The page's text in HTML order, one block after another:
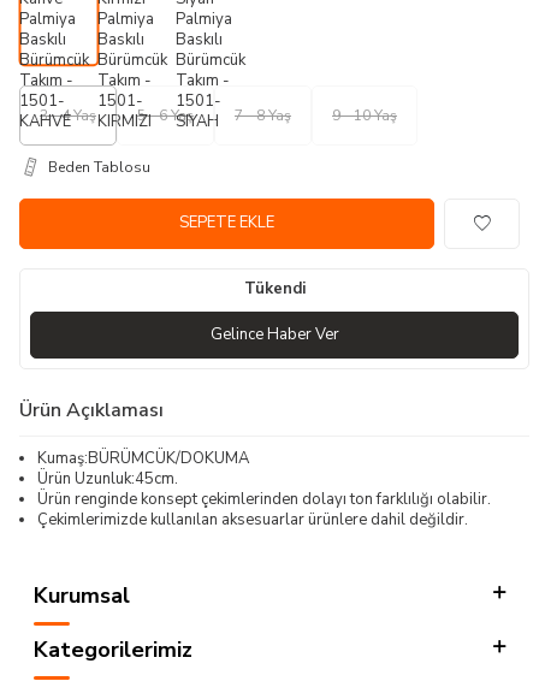
3 - 4 Yaş 5 - 6 Yaş 7 - 8 Yaş 9 - 10 Yaş
Beden Tablosu
SEPETE EKLE
Tükendi
Gelince Haber Ver
Ürün Açıklaması
Kumaş:BÜRÜMCÜK/DOKUMA
Ürün Uzunluk:45cm.
Ürün renginde konsept çekimlerinden dolayı ton farklılığı olabilir.
Çekimlerimizde kullanılan aksesuarlar ürünlere dahil değildir.
Kurumsal
Kategorilerimiz